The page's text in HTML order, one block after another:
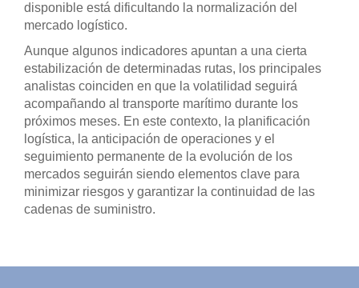
disponible está dificultando la normalización del
mercado logístico.
Aunque algunos indicadores apuntan a una cierta
estabilización de determinadas rutas, los principales
analistas coinciden en que la volatilidad seguirá
acompañando al transporte marítimo durante los
próximos meses. En este contexto, la planificación
logística, la anticipación de operaciones y el
seguimiento permanente de la evolución de los
mercados seguirán siendo elementos clave para
minimizar riesgos y garantizar la continuidad de las
cadenas de suministro.